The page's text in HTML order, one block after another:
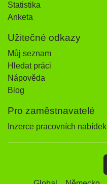
Statistika
Anketa
Užitečné odkazy
Můj seznam
Hledat práci
Nápověda
Blog
Pro zaměstnavatelé
Inzerce pracovních nabídek